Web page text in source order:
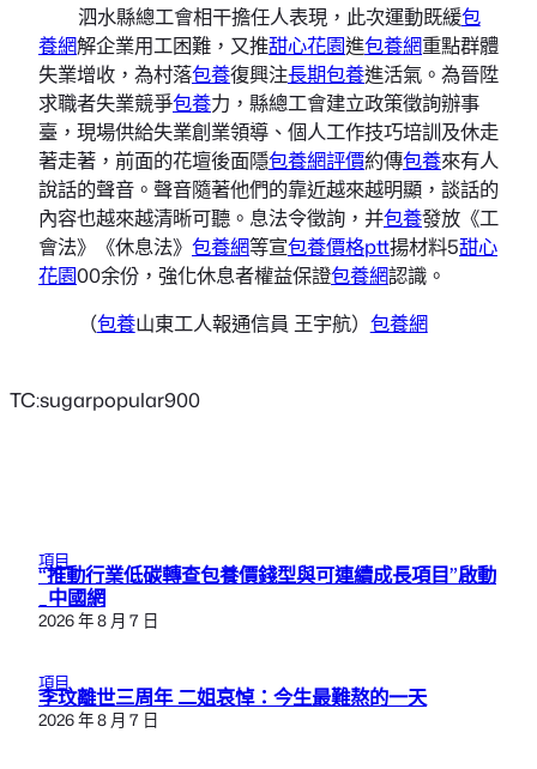
泗水縣總工會相干擔任人表現，此次運動既緩包
養網解企業用工困難，又推甜心花園進包養網重點群體
失業增收，為村落包養復興注長期包養進活氣。為晉陞
求職者失業競爭包養力，縣總工會建立政策徵詢辦事
臺，現場供給失業創業領導、個人工作技巧培訓及休走
著走著，前面的花壇後面隱包養網評價約傳包養來有人
說話的聲音。聲音隨著他們的靠近越來越明顯，談話的
內容也越來越清晰可聽。息法令徵詢，并包養發放《工
會法》《休息法》 包養網等宣包養價格ptt揚材料5甜心
花園00余份，強化休息者權益保證包養網認識。
（包養山東工人報通信員 王宇航） 包養網
TC:sugarpopular900
項目
“推動行業低碳轉查包養價錢型與可連續成長項目”啟動
_中國網
2026 年 8 月 7 日
項目
李玟離世三周年 二姐哀悼：今生最難熬的一天
2026 年 8 月 7 日